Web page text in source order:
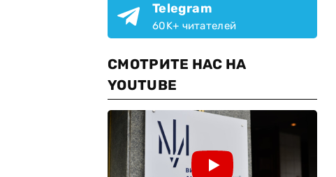
Telegram
60K+ читателей
СМОТРИТЕ НАС НА
YOUTUBE